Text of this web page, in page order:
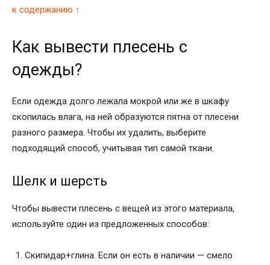
к содержанию ↑
Как вывести плесень с
одежды?
Если одежда долго лежала мокрой или же в шкафу
скопилась влага, на ней образуются пятна от плесени
разного размера. Чтобы их удалить, выберите
подходящий способ, учитывая тип самой ткани.
Шелк и шерсть
Чтобы вывести плесень с вещей из этого материала,
используйте один из предложенных способов:
Скипидар+глина. Если он есть в наличии — смело